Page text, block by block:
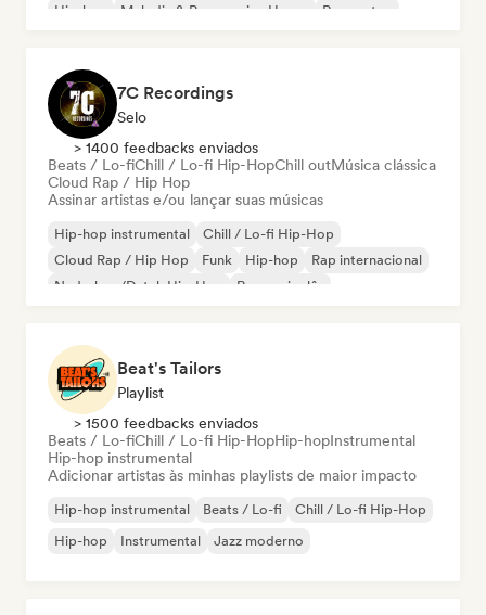
Hip-hop
Melodic & Progressive House Reggaeton
7C Recordings
Selo
> 1400 feedbacks enviados
Beats / Lo-fiChill / Lo-fi Hip-HopChill outMúsica clássica
Cloud Rap / Hip Hop
Assinar artistas e/ou lançar suas músicas
Hip-hop instrumental
Chill / Lo-fi Hip-Hop
Cloud Rap / Hip Hop
Funk Hip-hop
Rap internacional
Nederhop/Dutch Hip-Hop
Rap em inglês
Beat's Tailors
Playlist
> 1500 feedbacks enviados
Beats / Lo-fiChill / Lo-fi Hip-HopHip-hopInstrumental
Hip-hop instrumental
Adicionar artistas às minhas playlists de maior impacto
Hip-hop instrumental Beats / Lo-fi
Chill / Lo-fi Hip-Hop
Hip-hop
Instrumental Jazz moderno